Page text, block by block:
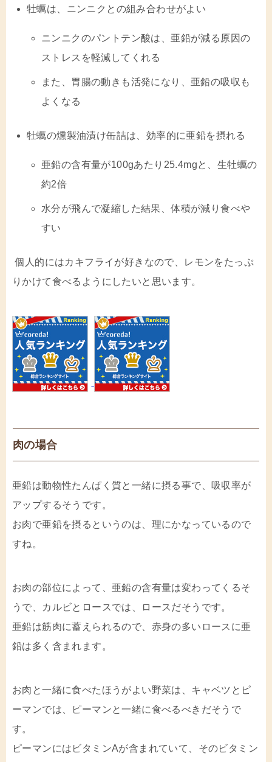
牡蠣は、ニンニクとの組み合わせがよい
ニンニクのパントテン酸は、亜鉛が減る原因の
ストレスを軽減してくれる
また、胃腸の動きも活発になり、亜鉛の吸収も
よくなる
牡蠣の燻製油漬け缶詰は、効率的に亜鉛を摂れる
亜鉛の含有量が100gあたり25.4mgと、生牡蠣の
約2倍
水分が飛んで凝縮した結果、体積が減り食べや
すい
個人的にはカキフライが好きなので、レモンをたっぷ
りかけて食べるようにしたいと思います。
肉の場合
亜鉛は動物性たんぱく質と一緒に摂る事で、吸収率が
アップするそうです。
お肉で亜鉛を摂るというのは、理にかなっているので
すね。
お肉の部位によって、亜鉛の含有量は変わってくるそ
うで、カルビとロースでは、ロースだそうです。
亜鉛は筋肉に蓄えられるので、赤身の多いロースに亜
鉛は多く含まれます。
お肉と一緒に食べたほうがよい野菜は、キャベツとピ
ーマンでは、ピーマンと一緒に食べるべきだそうで
す。
ピーマンにはビタミンAが含まれていて、そのビタミン